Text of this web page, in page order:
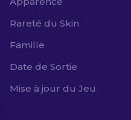
Rareté du Skin
Famille
Date de Sortie
Mise à jour du Jeu